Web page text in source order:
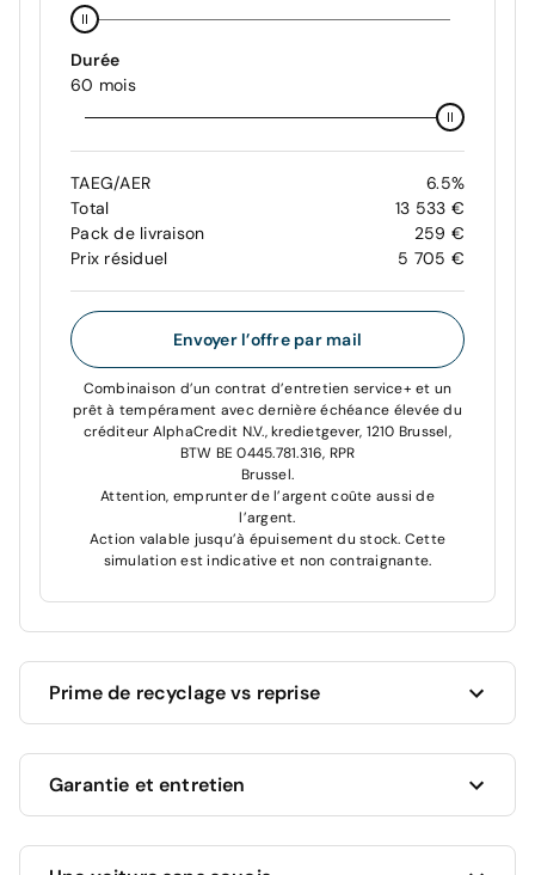
Durée
60 mois
TAEG/AER
6.5%
Total
13 533 €
Pack de livraison
259 €
Prix résiduel
5 705 €
Envoyer l’offre par mail
Combinaison d’un contrat d’entretien service+ et un
prêt à tempérament avec dernière échéance élevée du
créditeur AlphaCredit N.V., kredietgever, 1210 Brussel,
BTW BE 0445.781.316, RPR
Brussel.
Attention, emprunter de l’argent coûte aussi de
l’argent.
Action valable jusqu’à épuisement du stock. Cette
simulation est indicative et non contraignante.
Prime de recyclage vs reprise
votre voiture actuelle !
Vous souhaitez revendre votre voiture actuelle ?
Nous vous proposons la valeur marchande la plus
Garantie et entretien